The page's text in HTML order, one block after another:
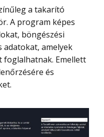
A program képes
böngészési
adatokat, amelyek
foglalhatnak. Emellett
és